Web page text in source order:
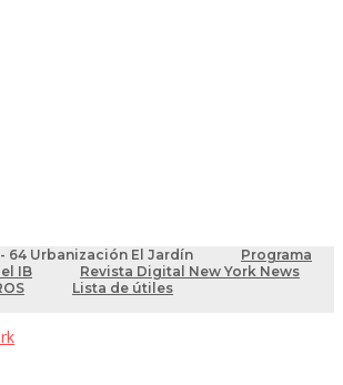
64 Urbanización El Jardín
Programa
IB
Revista Digital New York News
Lista de útiles